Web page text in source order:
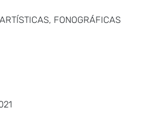
FONOGRÁFICAS